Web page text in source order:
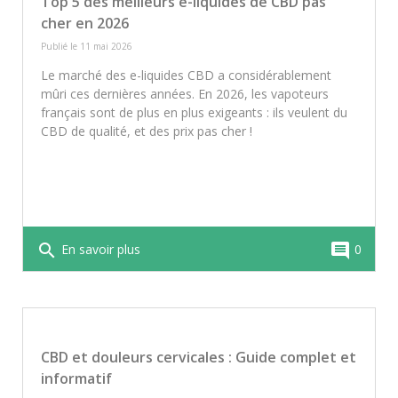
sèche ou baisse de tension. Pour minimiser
tout risque, privilégiez des produits testés en
française.
cher en 2026
Publié le 11 mai 2026
Le marché des e-liquides CBD a considérablement
mûri ces dernières années. En 2026, les vapoteurs
français sont de plus en plus exigeants : ils veulent du
CBD de qualité, et des prix pas cher !
search En savoir plus comment 0
CBD et douleurs cervicales : Guide complet et
informatif